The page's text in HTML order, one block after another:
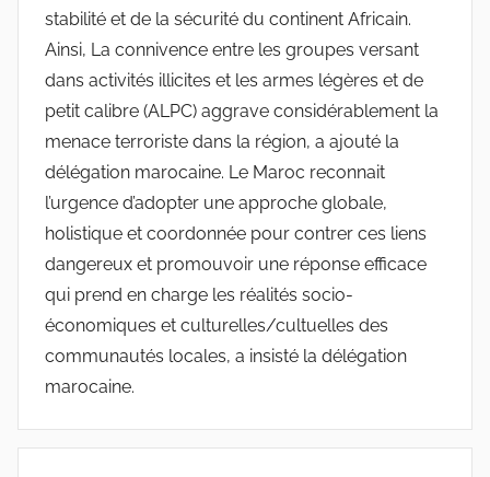
stabilité et de la sécurité du continent Africain.
Ainsi, La connivence entre les groupes versant
dans activités illicites et les armes légères et de
petit calibre (ALPC) aggrave considérablement la
menace terroriste dans la région, a ajouté la
délégation marocaine. Le Maroc reconnait
l’urgence d’adopter une approche globale,
holistique et coordonnée pour contrer ces liens
dangereux et promouvoir une réponse efficace
qui prend en charge les réalités socio-
économiques et culturelles/cultuelles des
communautés locales, a insisté la délégation
marocaine.